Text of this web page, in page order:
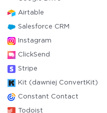
Airtable
Salesforce CRM
Instagram
ClickSend
Stripe
Kit (dawniej ConvertKit)
Constant Contact
Todoist